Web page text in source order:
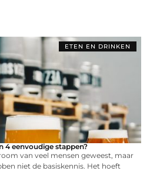
ETEN EN DRINKEN
4 eenvoudige stappen?
van veel mensen geweest, maar
niet de basiskennis. Het hoeft